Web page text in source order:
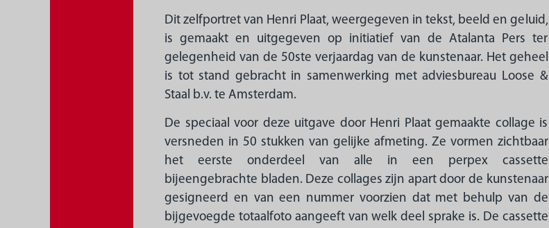
Dit zelfportret van Henri Plaat, weergegeven in tekst, beeld en geluid,
is gemaakt en uitgegeven op initiatief van de Atalanta Pers ter
gelegenheid van de 50ste verjaardag van de kunstenaar. Het geheel
is tot stand gebracht in samenwerking met adviesbureau Loose &
Staal b.v. te Amsterdam.
De speciaal voor deze uitgave door Henri Plaat gemaakte collage is
versneden in 50 stukken van gelijke afmeting. Ze vormen zichtbaar
het eerste onderdeel van alle in een perpex cassette
bijeengebrachte bladen. Deze collages zijn apart door de kunstenaar
gesigneerd en van een nummer voorzien dat met behulp van de
bijgevoegde totaalfoto aangeeft van welk deel sprake is. De cassette